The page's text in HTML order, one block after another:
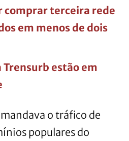
comprar terceira rede
em menos de dois
estão em
o tráfico de
populares do